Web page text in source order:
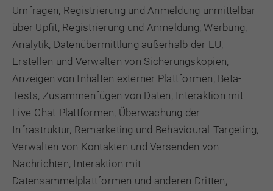
Umfragen, Registrierung und Anmeldung unmittelbar
über Upfit, Registrierung und Anmeldung, Werbung,
Analytik, Datenübermittlung außerhalb der EU,
Erstellen und Verwalten von Sicherungskopien,
Anzeigen von Inhalten externer Plattformen, Beta-
Tests, Zusammenfügen von Daten, Interaktion mit
Live-Chat-Plattformen, Überwachung der
Infrastruktur, Remarketing und Behavioural-Targeting,
Verwalten von Kontakten und Versenden von
Nachrichten, Interaktion mit
Datensammelplattformen und anderen Dritten,